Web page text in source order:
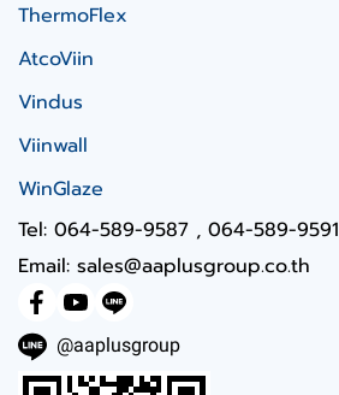
ThermoFlex
AtcoViin
Vindus
Viinwall
WinGlaze
Tel: 064-589-9587 , 064-589-9591
Email: sales@aaplusgroup.co.th
@aaplusgroup